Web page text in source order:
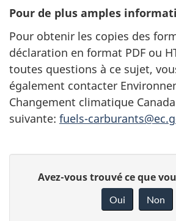
Pour de plus amples
Pour obtenir les copies des
déclaration en format PDF ou
toutes questions à ce sujet,
également contacter
Changement climatique
suivante: fuels-
Avez-vous trouvé ce que
Oui Non